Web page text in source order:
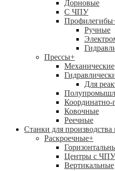
Дорновые
С ЧПУ
Профилегибы
Ручные
Прессы+
Механические
Для
Ковочные
Реечные
Станки для производства
Раскроечные+
Центры с ЧПУ
Вертикальные